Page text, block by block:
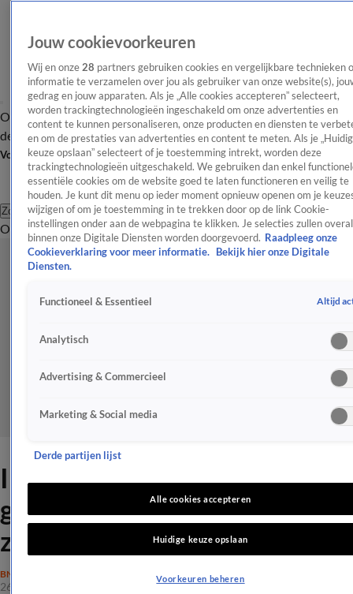
OverzichtAfleveringen Entertainment TV Algemeen
Tip
de redactieNieuwsbrief
Volg Shownieuws
Zoeken
OverzichtEntertainmentSpraakmakendRealityCrimeVideo's
Imca Marina geeft
gezondheidsupdate na
ziekenhuisopname
BN'ERS
26 sep 2025, 22:34
Jouw cookievoorkeuren
Wij en onze 28 partners gebruiken cookies en vergelijkbare technieken
informatie te verzamelen over jou als gebruiker van onze website(s),
gedrag en jouw apparaten. Als je „Alle cookies accepteren” selecteert,
worden trackingtechnologieën ingeschakeld om onze advertenties en
content te kunnen personaliseren, onze producten en diensten te
en om de prestaties van advertenties en content te meten. Als je
keuze opslaan” selecteert of je toestemming intrekt, worden deze
trackingtechnologieën uitgeschakeld. We gebruiken dan enkel
essentiële cookies om de website goed te laten functioneren en veilig te
houden. Je kunt dit menu op ieder moment opnieuw openen om je
wijzigen of om je toestemming in te trekken door op de link Cookie-
instellingen onder aan de webpagina te klikken. Je selecties zullen overal
binnen onze Digitale Diensten worden doorgevoerd. Raadpleeg onze
Cookieverklaring voor meer informatie.
Bekijk hier onze Digitale
Diensten.
Functioneel & Essentieel Altijd
Analytisch
Advertising & Commercieel
Marketing & Social media
Derde partijen lijst
Alle cookies accepteren
Huidige keuze opslaan
Voorkeuren beheren